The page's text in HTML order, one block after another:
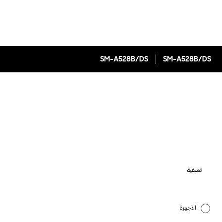
SM-A528B/DS
SM-A528B/DS
تصفية
الأجهزة